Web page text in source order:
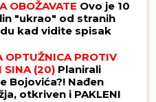
OBOŽAVATE Ovo je 10
"ukrao" od stranih
kad vidite spisak
OPTUŽNICA PROTIV
SINA (20) Planirali
Bojovića?! Nađen
otkriven i PAKLENI